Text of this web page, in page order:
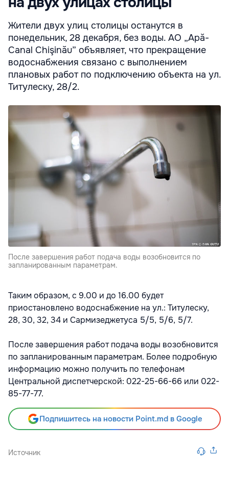
Жители двух улиц столицы останутся в
понедельник, 28 декабря, без воды. АО „Apă-
Canal Chişinău” объявляет, что прекращение
водоснабжения связано с выполнением
плановых работ по подключению объекта на ул.
Титулеску, 28/2.
После завершения работ подача воды возобновится по
запланированным параметрам.
Таким образом, с 9.00 и до 16.00 будет
приостановлено водоснабжение на ул.: Титулеску,
28, 30, 32, 34 и Сармизеджетуса 5/5, 5/6, 5/7.
После завершения работ подача воды возобновится
по запланированным параметрам. Более подробную
информацию можно получить по телефонам
Центральной диспетчерской: 022-25-66-66 или 022-
85-77-77.
Подпишитесь на новости Point.md в Google
Источник